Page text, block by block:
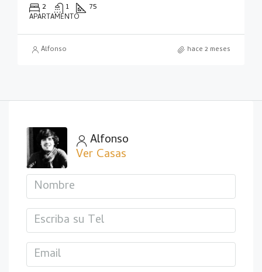
2 1 75
APARTAMENTO
Alfonso hace 2 meses
Alfonso
Ver Casas